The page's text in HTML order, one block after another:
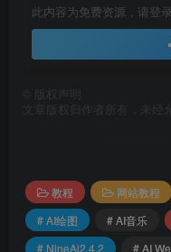
1、service 服务端
此处内容已隐
此内容为免费资源，请登
版权声明
文章版权归作者所有，未经
教程
网站教程
# AI绘图
# AI音乐
# NineAi2.4.2
# AI